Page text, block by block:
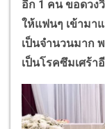
อีก 1 คน ขอดว
ให้แฟนๆ เข้ามา
เป็นจำนวนมาก
เป็นโรคซึมเศร้า